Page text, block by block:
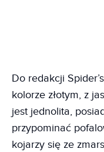
Do redakcji
kolorze złotym, z
jest jednolita,
przypominać
kojarzy się ze